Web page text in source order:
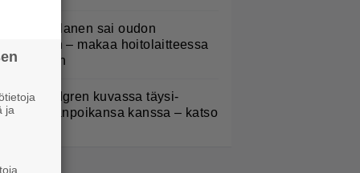
Kaulanen sai oudon
– makaa hoitolaitteessa
Lindgren kuvassa täysi-
pojanpoikansa kanssa – katso
ja